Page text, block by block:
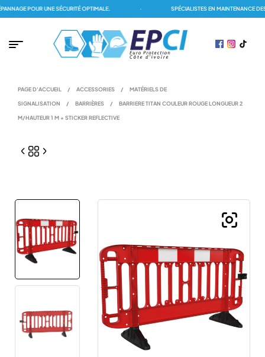
POUR UNE SÉCURITÉ OPTIMALE. SPÉCIALISTES EN MAINTENANCE DES
PAGE D'ACCUEIL / ACCESSORIES / MATÉRIELS DE
SIGNALISATION / BARRIÈRES / BARRIERE TITAN COULEUR ROUGE LONGUEUR 2
M/HAUTEUR 1 M + STICKER REFLECTIVE